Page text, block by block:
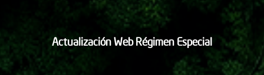
Actualización Web Régimen Especial